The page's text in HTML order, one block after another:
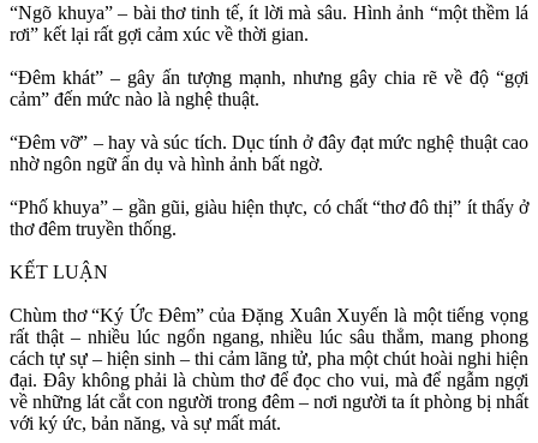
“Ngõ khuya” – bài thơ tinh tế, ít lời mà sâu. Hình ảnh “một thềm lá
rơi” kết lại rất gợi cảm xúc về thời gian.
“Đêm khát” – gây ấn tượng mạnh, nhưng gây chia rẽ về độ “gợi
cảm” đến mức nào là nghệ thuật.
“Đêm vỡ” – hay và súc tích. Dục tính ở đây đạt mức nghệ thuật cao
nhờ ngôn ngữ ẩn dụ và hình ảnh bất ngờ.
“Phố khuya” – gần gũi, giàu hiện thực, có chất “thơ đô thị” ít thấy ở
thơ đêm truyền thống.
KẾT LUẬN
Chùm thơ “Ký Ức Đêm” của Đặng Xuân Xuyến là một tiếng vọng
rất thật – nhiều lúc ngổn ngang, nhiều lúc sâu thẳm, mang phong
cách tự sự – hiện sinh – thi cảm lãng tử, pha một chút hoài nghi hiện
đại. Đây không phải là chùm thơ để đọc cho vui, mà để ngẫm ngợi
về những lát cắt con người trong đêm – nơi người ta ít phòng bị nhất
với ký ức, bản năng, và sự mất mát.